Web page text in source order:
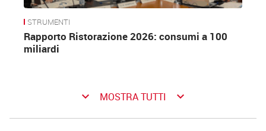
STRUMENTI
Rapporto Ristorazione 2026: consumi a 100
miliardi
keyboard_arrow_down MOSTRA TUTTI keyboard_arrow_down